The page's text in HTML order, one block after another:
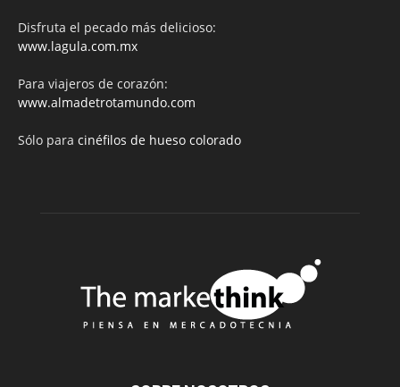
Disfruta el pecado más delicioso:
www.lagula.com.mx
Para viajeros de corazón:
www.almadetrotamundo.com
Sólo para cinéfilos de hueso colorado